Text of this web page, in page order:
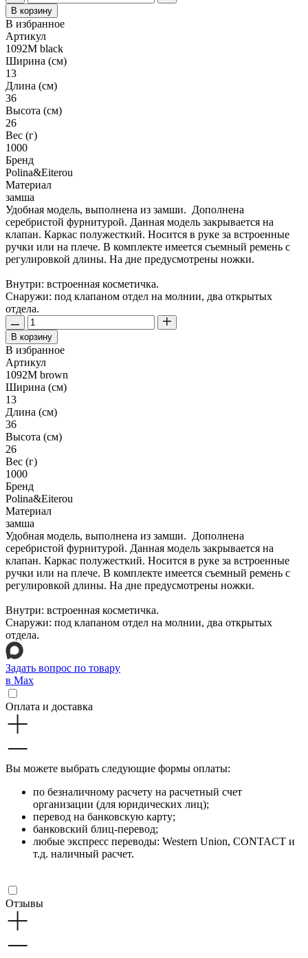
В корзину
В избранное
Артикул
1092M black
Ширина (см)
13
Длина (см)
36
Высота (см)
26
Вес (г)
1000
Бренд
Polina&Eiterou
Материал
замша
Удобная модель, выполнена из замши. Дополнена
серебристой фурнитурой. Данная модель закрывается на
клапан. Каркас полужесткий. Носится в руке за встроенные
ручки или на плече. В комплекте имеется съемный ремень с
регулировкой длины. На дне предусмотрены ножки.
Внутри: встроенная косметичка.
Снаружи: под клапаном отдел на молнии, два открытых
отдела.
В корзину
В избранное
Артикул
1092M brown
Ширина (см)
13
Длина (см)
36
Высота (см)
26
Вес (г)
1000
Бренд
Polina&Eiterou
Материал
замша
Удобная модель, выполнена из замши. Дополнена
серебристой фурнитурой. Данная модель закрывается на
клапан. Каркас полужесткий. Носится в руке за встроенные
ручки или на плече. В комплекте имеется съемный ремень с
регулировкой длины. На дне предусмотрены ножки.
Внутри: встроенная косметичка.
Снаружи: под клапаном отдел на молнии, два открытых
отдела.
Задать вопрос по товару
в Max
Оплата и доставка
Вы можете выбрать следующие формы оплаты:
по безналичному расчету на расчетный счет
организации (для юридических лиц);
перевод на банковскую карту;
банковский блиц-перевод;
любые экспресс переводы: Western Union, CONTACT и
т.д. наличный расчет.
Отзывы